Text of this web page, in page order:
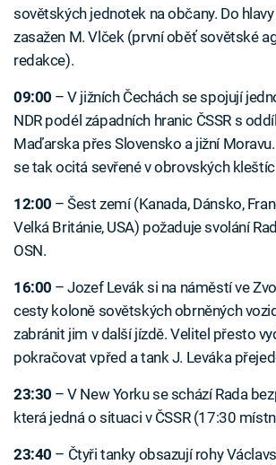
sovětských jednotek na občany. Do
zasažen M. Vlček (první oběť sovětské
redakce).
09:00 –⁠ V jižních Čechách se spojují
NDR podél západních hranic ČSSR s
Maďarska přes Slovensko a jižní
se tak ocitá sevřené v obrovských
12:00 –⁠ Šest zemí (Kanada, Dánsko,
Velká Británie, USA) požaduje svolání
OSN.
16:00 –⁠ Jozef Levák si na náměstí ve
cesty koloně sovětských obrněných
zabránit jim v další jízdě. Velitel přesto
pokračovat vpřed a tank J. Leváka
23:30 –⁠ V New Yorku se schází Rada
která jedná o situaci v ČSSR (17:30
23:40 – Čtyři tanky obsazují rohy